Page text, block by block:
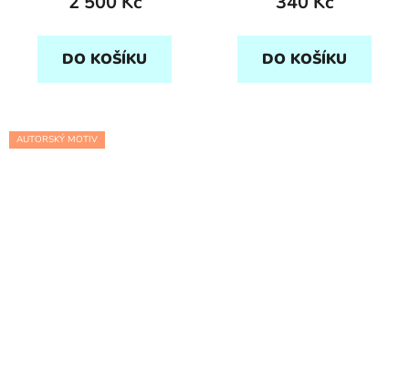
DO KOŠÍKU DO KOŠÍKU
AUTORSKÝ MOTIV